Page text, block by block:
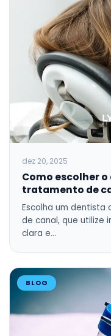
dez 20, 2025
Como escolher
tratamento de
Escolha um
de canal, que utilize
clara e…
BLOG